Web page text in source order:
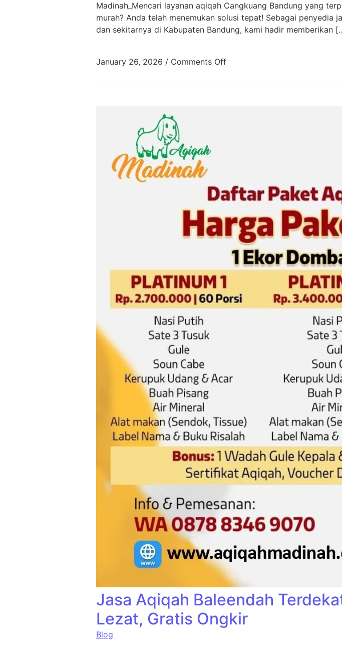
Madinah_Mencari layanan aqiqah Cangkuang Bandung yang
murah? Anda telah menemukan solusi tepat! Sebagai
dan sekitarnya di Kabupaten Bandung, kami hadir memberikan
January 26, 2026 / Comments Off
Jasa Aqiqah Baleendah
Lezat, Gratis Ongkir
Blog